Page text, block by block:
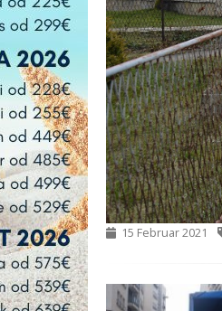
15 Februar 2021